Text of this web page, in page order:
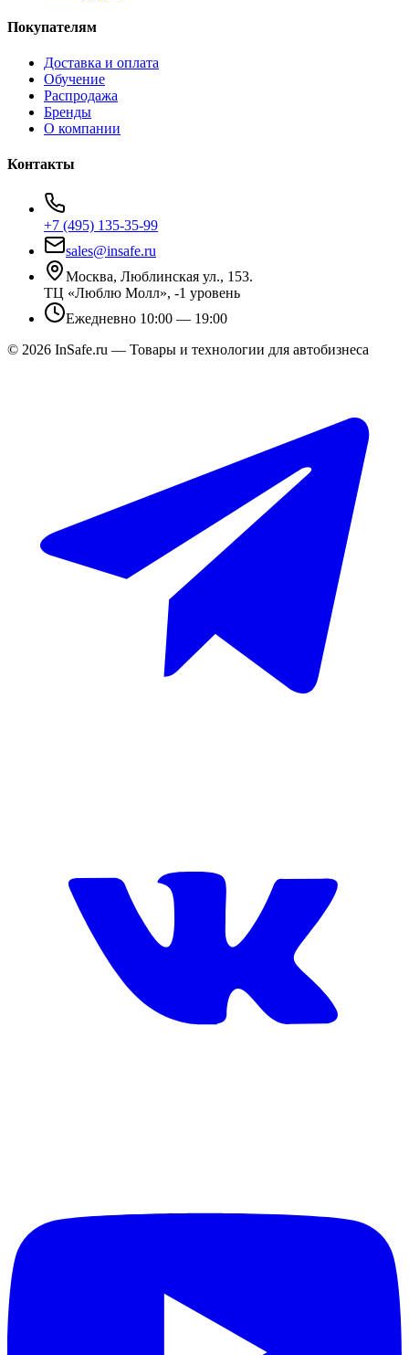
Покупателям
Доставка и оплата
Обучение
Распродажа
Бренды
О компании
Контакты
+7 (495) 135-35-99
sales@insafe.ru
Москва, Люблинская ул., 153.
ТЦ «Люблю Молл», -1 уровень
Ежедневно 10:00 — 19:00
© 2026 InSafe.ru — Товары и технологии для автобизнеса